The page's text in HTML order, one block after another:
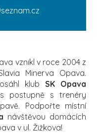
vznikl v roce 2004 z
Minerva Opava.
klub SK Opava
postupně s trenéry
Podpořte místní
návštěvou domácích
v ul. Žižkova!